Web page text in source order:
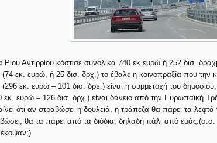
Ρίου Αντιρρίου κόστισε συνολικά 740 εκ ευρώ ή 252 δισ.
(74 εκ. ευρώ, ή 25 δισ. δρχ.) το έβαλε η κοινοπραξία που την
(296 εκ. ευρώ – 101 δισ. δρχ.) είναι η συμμετοχή του
εκ. ευρώ – 126 δισ. δρχ.) είναι δάνειο από την Ευρωπαϊκή
ότι αν στραβώσει η δουλειά, η τράπεζα θα πάρει τα
θα τα πάρει από τα διόδια, δηλαδή πάλι από εμάς.(σ.σ.